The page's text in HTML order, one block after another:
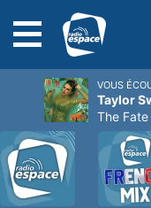
VOUS
Taylor
The